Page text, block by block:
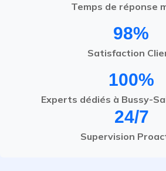
Temps de réponse
98%
Satisfaction
100%
Experts dédiés à Bussy-
24/7
Supervision